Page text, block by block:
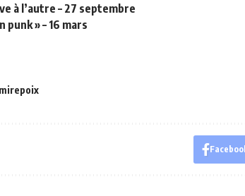
à l’autre – 27 septembre
» – 16 mars
mirepoix